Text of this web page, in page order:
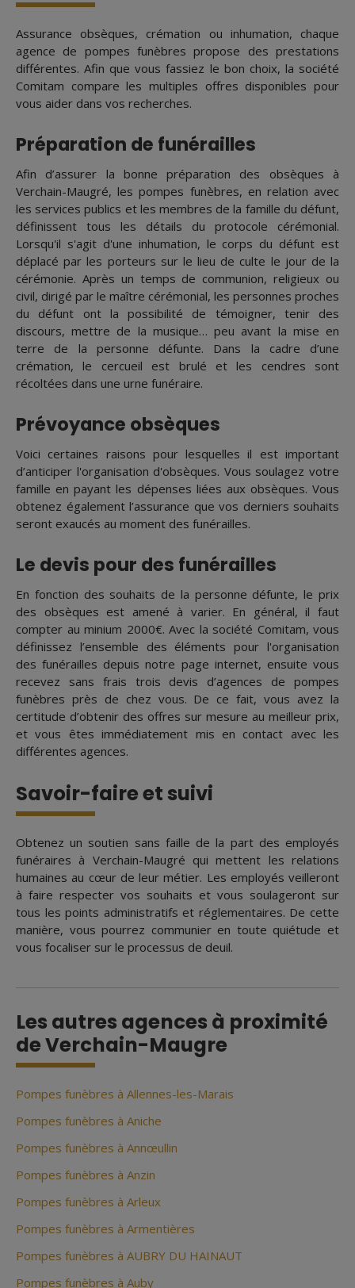
Assurance obsèques, crémation ou inhumation, chaque
agence de pompes funèbres propose des prestations
différentes. Afin que vous fassiez le bon choix, la société
Comitam compare les multiples offres disponibles pour
vous aider dans vos recherches.
Préparation de funérailles
Afin d’assurer la bonne préparation des obsèques à
Verchain-Maugré, les pompes funèbres, en relation avec
les services publics et les membres de la famille du défunt,
définissent tous les détails du protocole cérémonial.
Lorsqu'il s'agit d'une inhumation, le corps du défunt est
déplacé par les porteurs sur le lieu de culte le jour de la
cérémonie. Après un temps de communion, religieux ou
civil, dirigé par le maître cérémonial, les personnes proches
du défunt ont la possibilité de témoigner, tenir des
discours, mettre de la musique… peu avant la mise en
terre de la personne défunte. Dans la cadre d’une
crémation, le cercueil est brulé et les cendres sont
récoltées dans une urne funéraire.
Prévoyance obsèques
Voici certaines raisons pour lesquelles il est important
d’anticiper l'organisation d'obsèques. Vous soulagez votre
famille en payant les dépenses liées aux obsèques. Vous
obtenez également l’assurance que vos derniers souhaits
seront exaucés au moment des funérailles.
Le devis pour des funérailles
En fonction des souhaits de la personne défunte, le prix
des obsèques est amené à varier. En général, il faut
compter au minium 2000€. Avec la société Comitam, vous
définissez l’ensemble des éléments pour l'organisation
des funérailles depuis notre page internet, ensuite vous
recevez sans frais trois devis d’agences de pompes
funèbres près de chez vous. De ce fait, vous avez la
certitude d’obtenir des offres sur mesure au meilleur prix,
et vous êtes immédiatement mis en contact avec les
différentes agences.
Savoir-faire et suivi
Obtenez un soutien sans faille de la part des employés
funéraires à Verchain-Maugré qui mettent les relations
humaines au cœur de leur métier. Les employés veilleront
à faire respecter vos souhaits et vous soulageront sur
tous les points administratifs et réglementaires. De cette
manière, vous pourrez communier en toute quiétude et
vous focaliser sur le processus de deuil.
Les autres agences à proximité
de Verchain-Maugre
Pompes funèbres à Allennes-les-Marais
Pompes funèbres à Aniche
Pompes funèbres à Annœullin
Pompes funèbres à Anzin
Pompes funèbres à Arleux
Pompes funèbres à Armentières
Pompes funèbres à AUBRY DU HAINAUT
Pompes funèbres à Auby